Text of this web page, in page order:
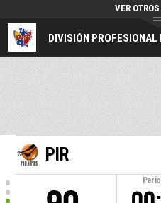
DIVISIÓN PROFESIONAL
VER
PIR